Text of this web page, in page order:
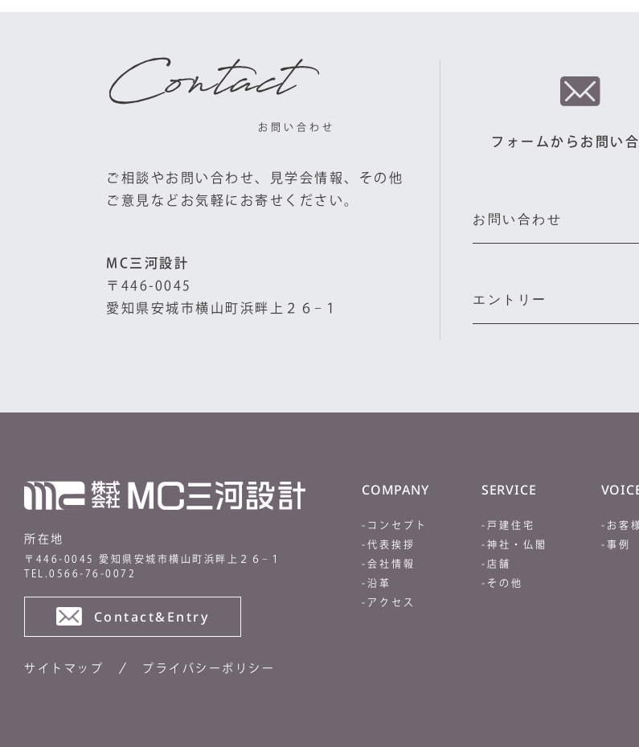
Contactお問い合わせ
ご相談やお問い合わせ、見学会情報、その他
ご意見などお気軽にお寄せください。
MC三河設計
〒446-0045
愛知県安城市横山町浜畔上２６−１
フォームからお問い
お問い合わせ
エントリー
所在地
〒446-0045 愛知県安城市横山町浜畔上２６−１
TEL.0566-76-0072
Contact&Entry
COMPANY
-コンセプト
-代表挨拶
-会社情報
-沿革
-アクセス
SERVICE
-戸建住宅
-神社・仏閣
-店舗
-その他
-お客
-事例
サイトマップ プライバシーポリシー